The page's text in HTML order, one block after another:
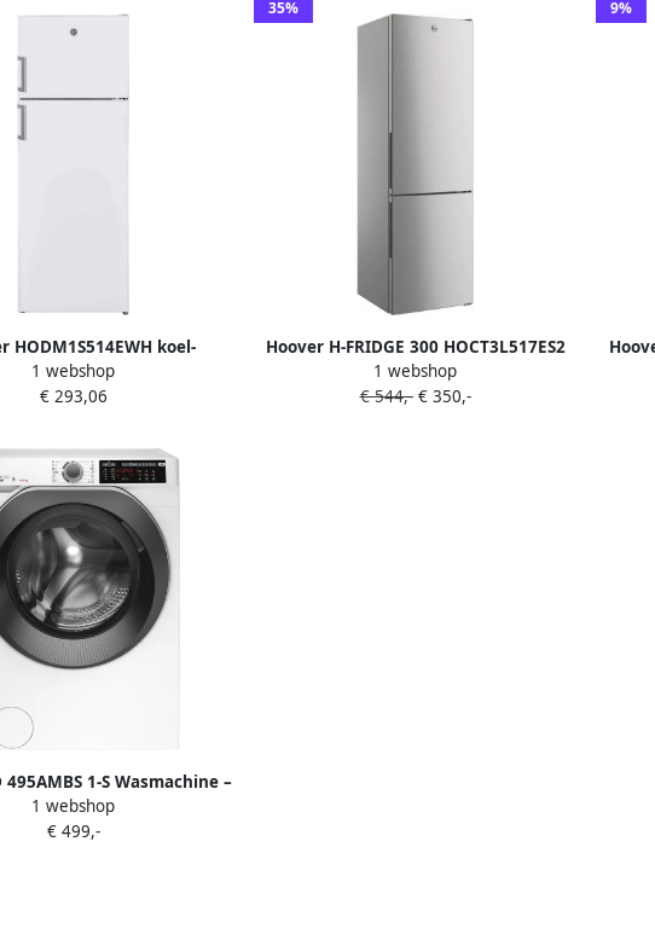
HODM1S514EWH koel-
Vrijstaand 212 l E Wit
1 webshop
€ 293,06
35%
Hoover H-FRIDGE 300 HOCT3L517ES2
Koel-vriescombinatie 260 Liter Zilver
1 webshop
€ 544,-€ 350,-
9%
495AMBS 1-S Wasmachine –
rpm – Energieklasse A –
– WiFi & App bediening
1 webshop
€ 499,-